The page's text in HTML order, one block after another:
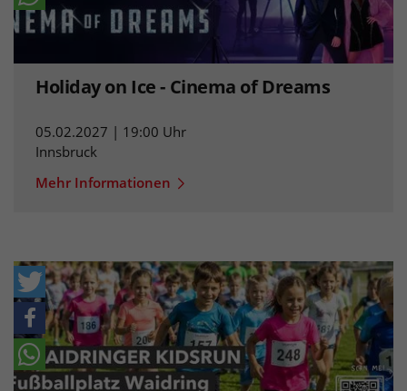
Holiday on Ice - Cinema of Dreams
05.02.2027 | 19:00 Uhr
Innsbruck
Mehr Informationen